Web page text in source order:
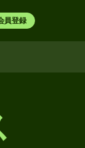
員登録